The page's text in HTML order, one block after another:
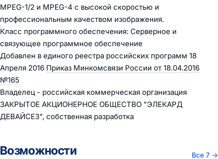
MPEG-1/2 и MPEG-4 с высокой скоростью и
профессиональным качеством изображения.
Класс программного обеспечения: Серверное и
связующее программное обеспечение
Добавлен в единого реестра российских программ 18
Апреля 2016 Приказ Минкомсвязи России от 18.04.2016
№165
Владелец - российская коммерческая организация
ЗАКРЫТОЕ АКЦИОНЕРНОЕ ОБЩЕСТВО "ЭЛЕКАРД
ДЕВАЙСЕЗ", собственная разработка
Возможности Все 7 →